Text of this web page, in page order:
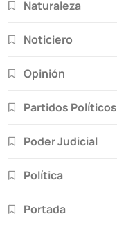
Naturaleza
Noticiero
Opinión
Partidos Políticos
Poder Judicial
Política
Portada